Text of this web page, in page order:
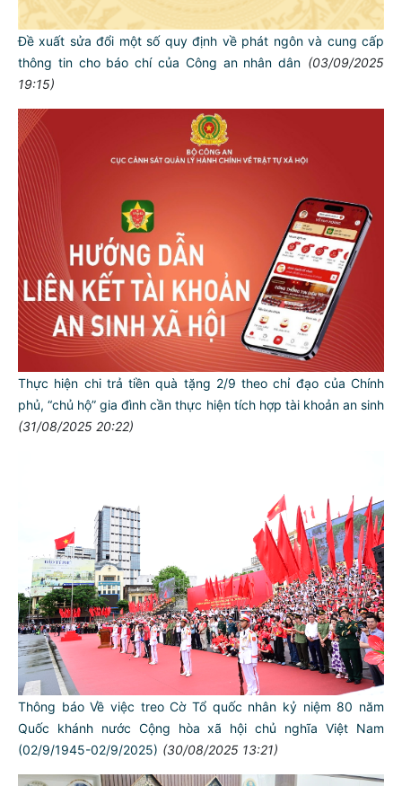
Đề xuất sửa đổi một số quy định về phát ngôn và cung cấp
thông tin cho báo chí của Công an nhân dân (03/09/2025
19:15)
Thực hiện chi trả tiền quà tặng 2/9 theo chỉ đạo của Chính
phủ, “chủ hộ” gia đình cần thực hiện tích hợp tài khoản an sinh
(31/08/2025 20:22)
Thông báo Về việc treo Cờ Tổ quốc nhân kỷ niệm 80 năm
Quốc khánh nước Cộng hòa xã hội chủ nghĩa Việt Nam
(02/9/1945-02/9/2025) (30/08/2025 13:21)